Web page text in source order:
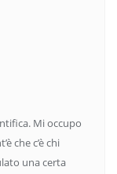
Mi occupo
che c’è chi
una certa